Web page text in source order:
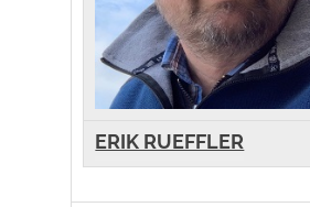
ERIK RUEFFLER